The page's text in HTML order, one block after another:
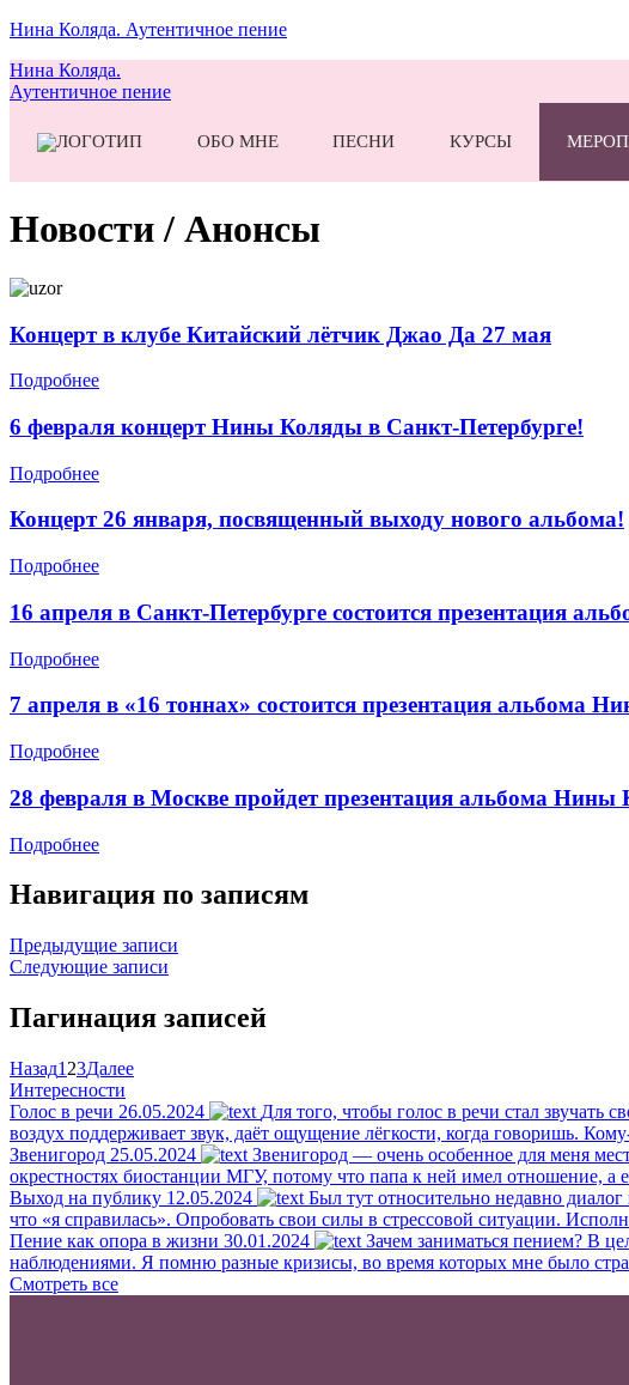
Нина Коляда. Аутентичное пение
Нина Коляда.
Аутентичное пение
ОБО МНЕ ПЕСНИ КУРСЫ
Новости / Анонсы
Концерт в клубе Китайский лётчик Джао Да 27 мая
Подробнее
6 февраля концерт Нины Коляды в Санкт-Петербурге!
Подробнее
Концерт 26 января, посвященный выходу нового альбома!
Подробнее
16 апреля в Санкт-Петербурге состоится презентация
Подробнее
7 апреля в «16 тоннах» состоится презентация альбома
Подробнее
28 февраля в Москве пройдет презентация альбома
Подробнее
Навигация по записям
Предыдущие записи
Следующие записи
Пагинация записей
Назад1 23Далее
Интересности
Голос в речи 26.05.2024
Для того, чтобы голос в речи стал звучать
воздух поддерживает звук, даёт ощущение лёгкости, когда говоришь.
Звенигород 25.05.2024
Звенигород — очень особенное для меня
окрестностях биостанции МГУ, потому что папа к ней имел отношение, а
Выход на публику 12.05.2024
Был тут относительно недавно
что «я справилась». Опробовать свои силы в стрессовой ситуации.
Пение как опора в жизни 30.01.2024
Зачем заниматься пением? В
наблюдениями. Я помню разные кризисы, во время которых мне было
Смотреть все